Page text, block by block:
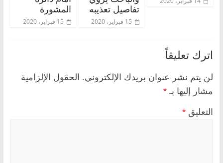
تفاصيل تعذيبه
15 فبراير، 2020
المشورة
15 فبراير، 2020
اترك تعليقاً
لن يتم نشر عنوان بريدك الإلكتروني. الحقول الإلزامية
مشار إليها بـ *
التعليق *